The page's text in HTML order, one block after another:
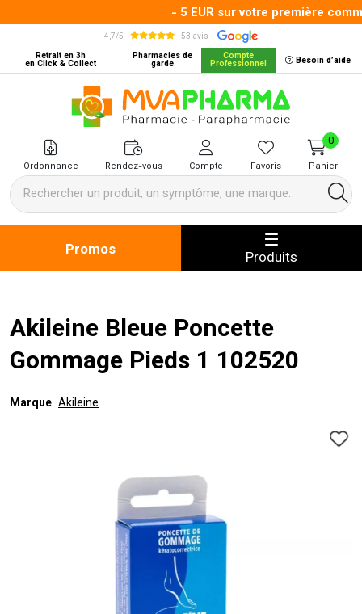
- 5 EUR sur votre première
4,7/5
53 avis
Retrait en 3h
en Click & Collect
Pharmacies de
garde
Compte
Professionnel Besoin d’aide
MVA Pharma Votre pharmacie
Ordonnance Rendez-vous Compte Favoris Panier
0
Promos Produits
Akileine Bleue Poncette
Gommage Pieds 1 102520
Marque Akileine